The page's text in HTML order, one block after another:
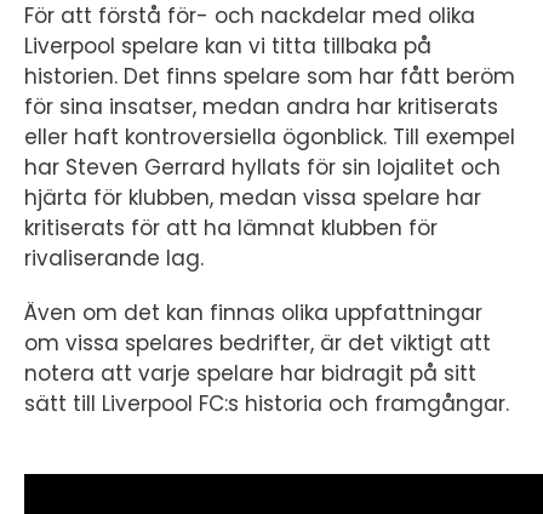
För att förstå för- och nackdelar med olika
Liverpool spelare kan vi titta tillbaka på
historien. Det finns spelare som har fått beröm
för sina insatser, medan andra har kritiserats
eller haft kontroversiella ögonblick. Till exempel
har Steven Gerrard hyllats för sin lojalitet och
hjärta för klubben, medan vissa spelare har
kritiserats för att ha lämnat klubben för
rivaliserande lag.
Även om det kan finnas olika uppfattningar
om vissa spelares bedrifter, är det viktigt att
notera att varje spelare har bidragit på sitt
sätt till Liverpool FC:s historia och framgångar.